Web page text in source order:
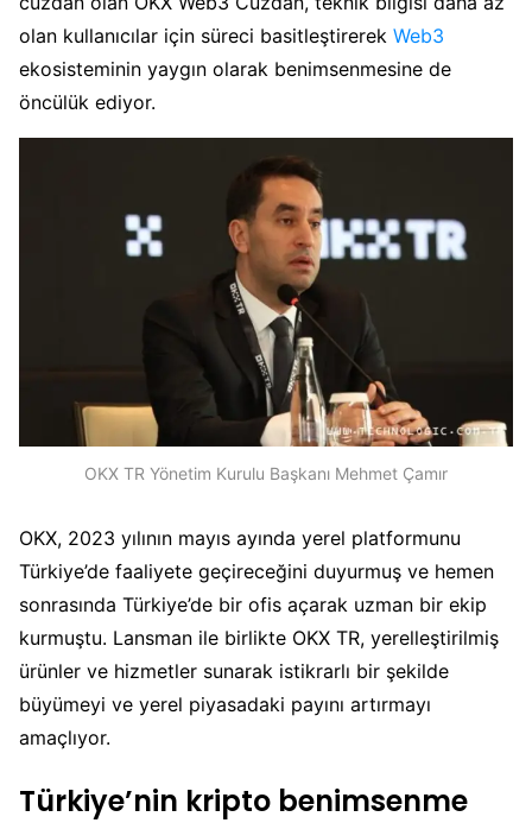
olan kullanıcılar için süreci basitleştirerek Web3
ekosisteminin yaygın olarak benimsenmesine de
öncülük ediyor.
OKX TR Yönetim Kurulu Başkanı Mehmet Çamır
OKX, 2023 yılının mayıs ayında yerel platformunu
Türkiye’de faaliyete geçireceğini duyurmuş ve hemen
sonrasında Türkiye’de bir ofis açarak uzman bir ekip
kurmuştu. Lansman ile birlikte OKX TR, yerelleştirilmiş
ürünler ve hizmetler sunarak istikrarlı bir şekilde
büyümeyi ve yerel piyasadaki payını artırmayı
amaçlıyor.
Türkiye’nin kripto benimsenme